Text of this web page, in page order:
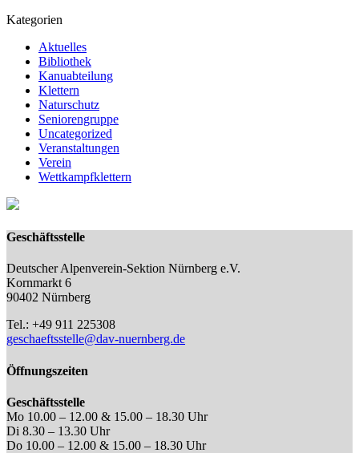
Kategorien
Aktuelles
Bibliothek
Kanuabteilung
Klettern
Naturschutz
Seniorengruppe
Uncategorized
Veranstaltungen
Verein
Wettkampfklettern
Geschäftsstelle
Deutscher Alpenverein-Sektion Nürnberg e.V.
Kornmarkt 6
90402 Nürnberg
Tel.: +49 911 225308
geschaeftsstelle@dav-nuernberg.de
Öffnungszeiten
Geschäftsstelle
Mo 10.00 – 12.00 & 15.00 – 18.30 Uhr
Di 8.30 – 13.30 Uhr
Do 10.00 – 12.00 & 15.00 – 18.30 Uhr